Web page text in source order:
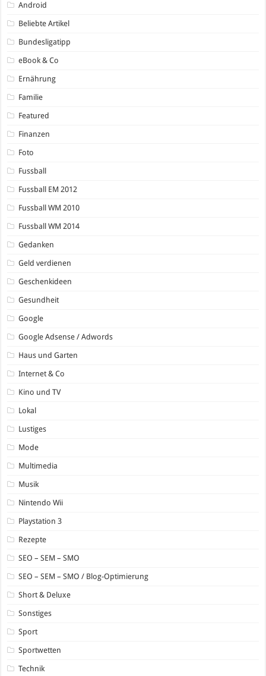
Android
Beliebte Artikel
Bundesligatipp
eBook & Co
Ernährung
Familie
Featured
Finanzen
Foto
Fussball
Fussball EM 2012
Fussball WM 2010
Fussball WM 2014
Gedanken
Geld verdienen
Geschenkideen
Gesundheit
Google
Google Adsense / Adwords
Haus und Garten
Internet & Co
Kino und TV
Lokal
Lustiges
Mode
Multimedia
Musik
Nintendo Wii
Playstation 3
Rezepte
SEO – SEM – SMO
SEO – SEM – SMO / Blog-Optimierung
Short & Deluxe
Sonstiges
Sport
Sportwetten
Technik